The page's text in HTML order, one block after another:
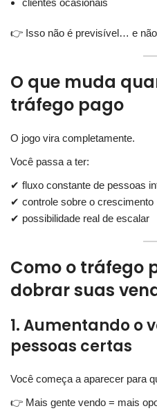
clientes ocasionais
👉 Isso não é previsível… e
O que muda
tráfego pago
O jogo vira completamente.
Você passa a ter:
✔ fluxo constante de pessoas
✔ controle sobre o crescimento
✔ possibilidade real de escalar
Como o tráfego
dobrar suas
1. Aumentando o
pessoas certas
Você começa a aparecer para
👉 Mais gente vendo = mais